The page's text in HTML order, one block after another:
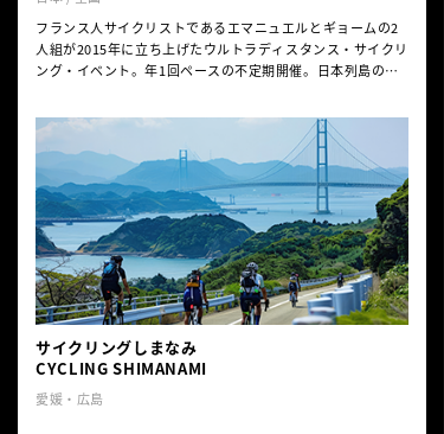
フランス人サイクリストであるエマニュエルとギョームの2
人組が2015年に立ち上げたウルトラディスタンス・サイクリ
ング・イベント。年1回ペースの不定期開催。日本列島のど
3000~4000km走る。スタート、ゴール、15箇所のチェック
ポイントが定められている以外のコース採りは各自の自由だ
が、GPSと地図を駆使しながら12日間での完走が求められ
る。この過酷さにも関わらず、回を追うごとに世界各国から
参加者が増え続けている。参加申し込みは大会webサイトか
ら。
https://www.japanese-odyssey.com/
サイクリングしまなみ
CYCLING SHIMANAMI
愛媛・広島